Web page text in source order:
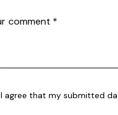
I agree that my submitted